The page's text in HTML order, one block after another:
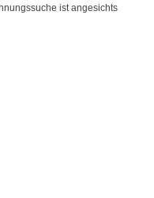
ist angesichts